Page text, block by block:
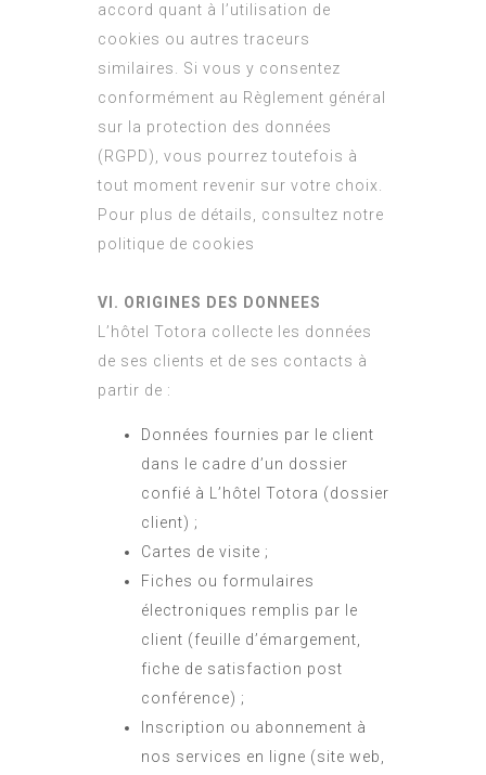
accord quant à l’utilisation de
cookies ou autres traceurs
similaires. Si vous y consentez
conformément au Règlement général
sur la protection des données
(RGPD), vous pourrez toutefois à
tout moment revenir sur votre choix.
Pour plus de détails, consultez notre
politique de cookies
VI. ORIGINES DES DONNEES
L’hôtel Totora collecte les données
de ses clients et de ses contacts à
partir de :
Données fournies par le client
dans le cadre d’un dossier
confié à L’hôtel Totora (dossier
client) ;
Cartes de visite ;
Fiches ou formulaires
électroniques remplis par le
client (feuille d’émargement,
fiche de satisfaction post
conférence) ;
Inscription ou abonnement à
nos services en ligne (site web,